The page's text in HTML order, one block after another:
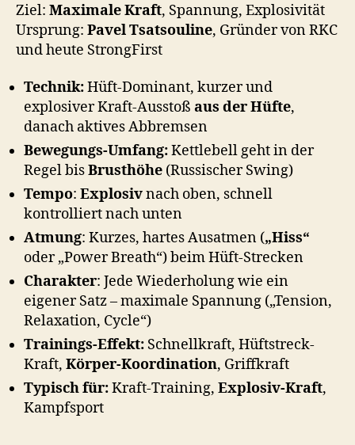
Ziel: Maximale Kraft, Spannung, Explosivität
Ursprung: Pavel Tsatsouline, Gründer von RKC
und heute StrongFirst
Technik:Hüft-Dominant, kurzer und
explosiver Kraft-Ausstoß aus der Hüfte,
danach aktives Abbremsen
Bewegungs-Umfang:Kettlebell geht in der
Regel bisBrusthöhe (Russischer Swing)
Tempo: Explosivnach oben, schnell
kontrolliert nach unten
Atmung: Kurzes, hartes Ausatmen („Hiss“
oder „Power Breath“) beim Hüft-Strecken
Charakter: Jede Wiederholung wie ein
eigener Satz – maximale Spannung („Tension,
Relaxation, Cycle“)
Trainings-Effekt: Schnellkraft, Hüftstreck-
Kraft, Körper-Koordination, Griffkraft
Typisch für:Kraft-Training, Explosiv-Kraft,
Kampfsport